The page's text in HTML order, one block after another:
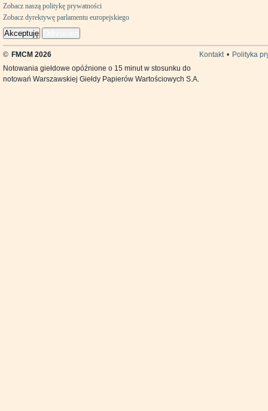
Zobacz naszą politykę prywatności
Zobacz dyrektywę parlamentu europejskiego
Akceptuję
© FMCM 2026 Kontakt • Polityka
Notowania giełdowe opóźnione o 15 minut w stosunku do
notowań Warszawskiej Giełdy Papierów Wartościowych S.A.